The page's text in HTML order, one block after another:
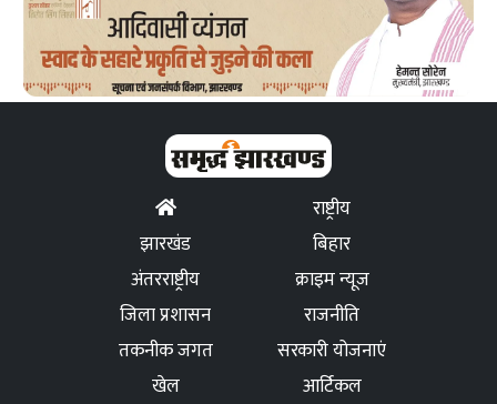
राष्ट्रीय
झारखंड
बिहार
अंतरराष्ट्रीय
क्राइम न्यूज
जिला प्रशासन
राजनीति
तकनीक जगत
सरकारी योजनाएं
खेल
आर्टिकल